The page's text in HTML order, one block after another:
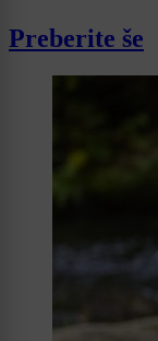
Preberite še